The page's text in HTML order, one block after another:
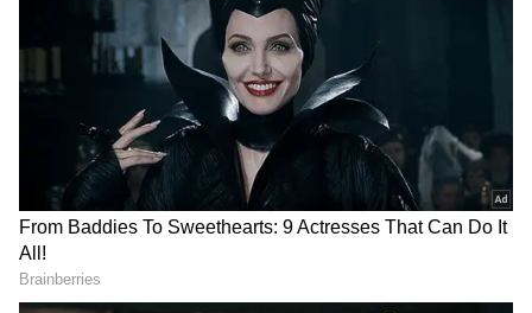
லெவலுக்கு ரசிகர்கள் மத்தியில் ரீச் ஆனது.
எனவே இவர்கள் இருவரும்
வாழ்க்கையிலும் ஒன்று சேர்ந்தால் நன்றாக
இருக்கும் என ரசிகர்கள் கூறி வந்த
நிலையில், நிஜத்திலும் இருவருக்கும் காதல்
கெமிஸ்ட்ரி ஒர்க் அவுட் ஆகி, திருமண
வாழ்க்கையில் ஒன்று சேர்த்தனர்.
மேலும் செய்திகள்: